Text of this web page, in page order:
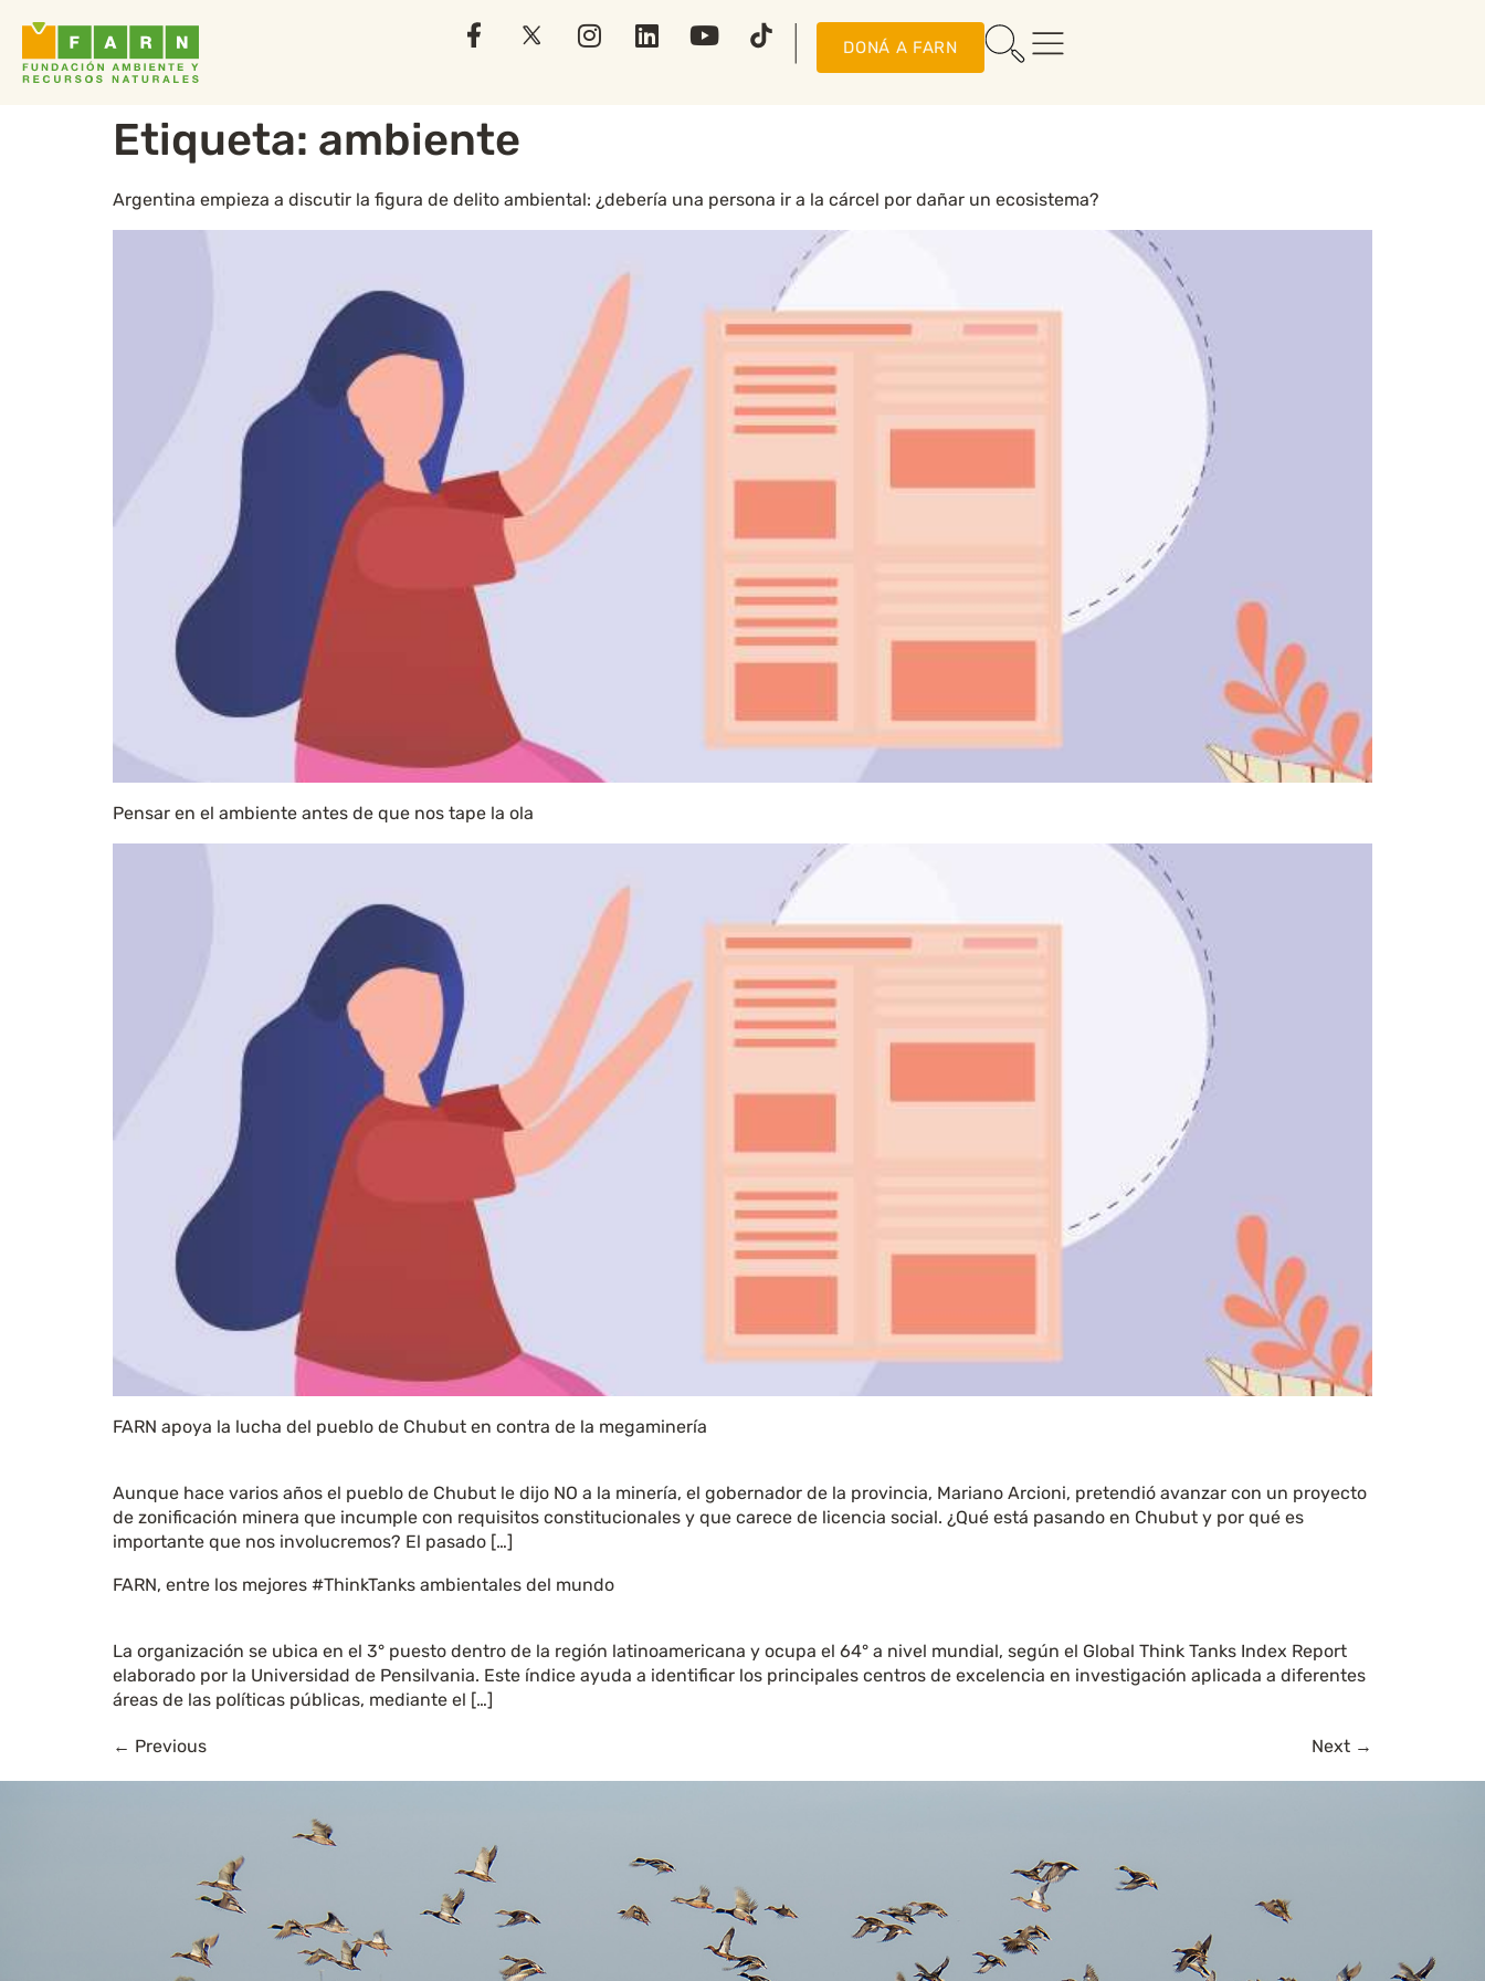
DONÁ A FARN
Etiqueta: ambiente
Argentina empieza a discutir la figura de delito ambiental: ¿debería una persona ir a la cárcel por dañar un ecosistema?
Pensar en el ambiente antes de que nos tape la ola
FARN apoya la lucha del pueblo de Chubut en contra de la megaminería
Aunque hace varios años el pueblo de Chubut le dijo NO a la minería, el gobernador de la provincia, Mariano Arcioni, pretendió avanzar con un proyecto
de zonificación minera que incumple con requisitos constitucionales y que carece de licencia social. ¿Qué está pasando en Chubut y por qué es
importante que nos involucremos? El pasado […]
FARN, entre los mejores #ThinkTanks ambientales del mundo
La organización se ubica en el 3° puesto dentro de la región latinoamericana y ocupa el 64° a nivel mundial, según el Global Think Tanks Index Report
elaborado por la Universidad de Pensilvania. Este índice ayuda a identificar los principales centros de excelencia en investigación aplicada a diferentes
áreas de las políticas públicas, mediante el […]
← Previous Next →